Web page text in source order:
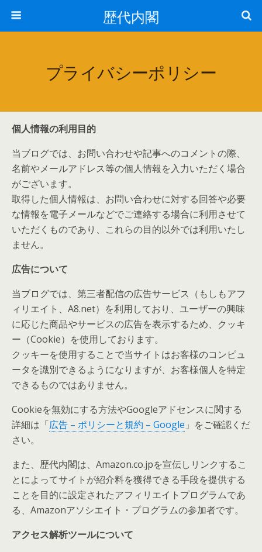
歴代内閣
プライバシーポリシー
個人情報の利用目的
当ブログでは、お問い合わせや記事へのコメントの際、
名前やメールアドレス等の個人情報を入力いただく場合
がございます。
取得した個人情報は、お問い合わせに対する回答や必要
な情報を電子メールなどでご連絡する場合に利用させて
いただくものであり、これらの目的以外では利用いたし
ません。
広告について
当ブログでは、第三者配信の広告サービス（もしもアフ
ィリエイト、A8.net）を利用しており、ユーザーの興味
に応じた商品やサービスの広告を表示するため、クッキ
ー（Cookie）を使用しております。
クッキーを使用することで当サイトはお客様のコンピュ
ータを識別できるようになりますが、お客様個人を特定
できるものではありません。
Cookieを無効にする方法やGoogleアドセンスに関する
詳細は「広告 – ポリシーと規約 – Google 」をご確認くだ
さい。
また、歴代内閣は、Amazon.co.jpを宣伝しリンクするこ
とによってサイトが紹介料を獲得できる手段を提供する
ことを目的に設定されたアフィリエイトプログラムであ
る、Amazonアソシエイト・プログラムの参加者です。
アクセス解析ツールについて